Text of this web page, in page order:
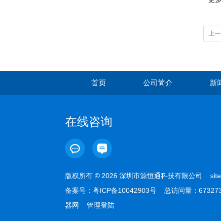
上
首页 公司简介 新
在线咨询
版权所有 © 2026 深圳市源恒通科技有限公司
备案号： 粤ICP备10042903号 总访问量：
器网
管理登陆